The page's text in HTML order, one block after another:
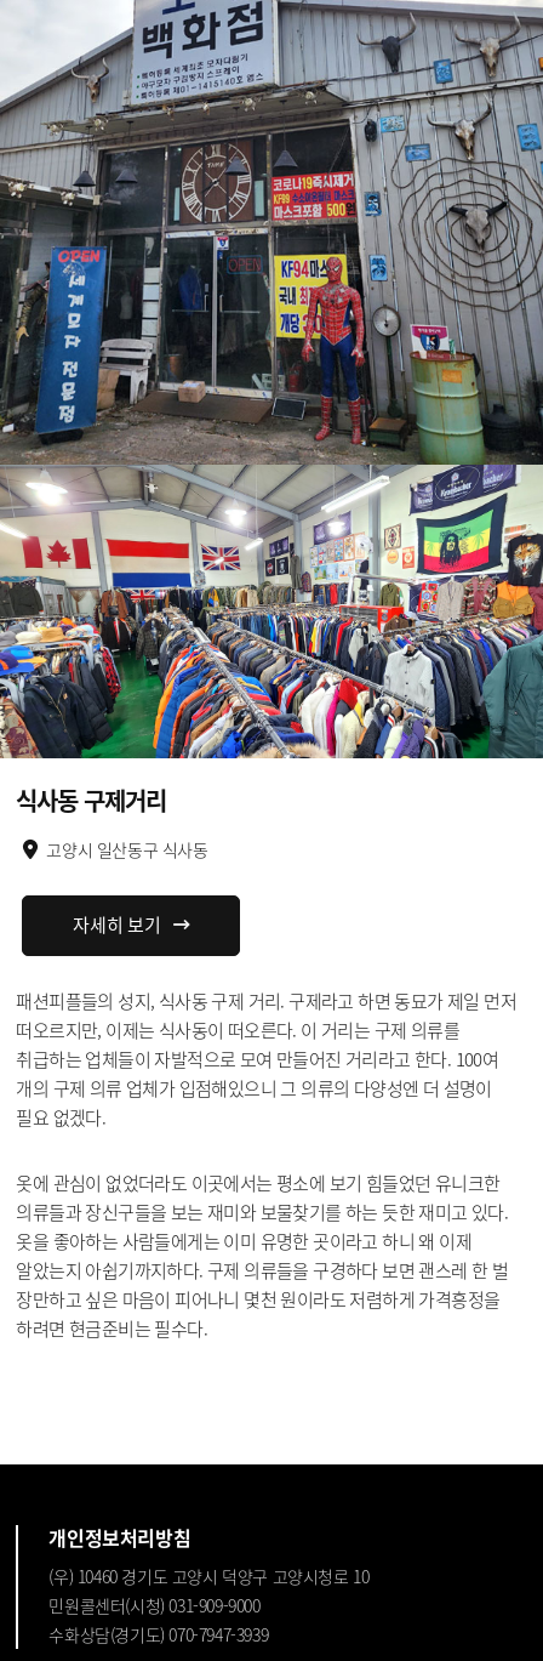
식사동 구제거리
고양시 일산동구 식사동
자세히 보기
패션피플들의 성지, 식사동 구제 거리. 구제라고 하면 동묘가 제일 먼저
떠오르지만, 이제는 식사동이 떠오른다. 이 거리는 구제 의류를
취급하는 업체들이 자발적으로 모여 만들어진 거리라고 한다. 100여
개의 구제 의류 업체가 입점해있으니 그 의류의 다양성엔 더 설명이
필요 없겠다.
옷에 관심이 없었더라도 이곳에서는 평소에 보기 힘들었던 유니크한
의류들과 장신구들을 보는 재미와 보물찾기를 하는 듯한 재미고 있다.
옷을 좋아하는 사람들에게는 이미 유명한 곳이라고 하니 왜 이제
알았는지 아쉽기까지하다. 구제 의류들을 구경하다 보면 괜스레 한 벌
장만하고 싶은 마음이 피어나니 몇천 원이라도 저렴하게 가격흥정을
하려면 현금준비는 필수다.
개인정보처리방침
(우) 10460 경기도 고양시 덕양구 고양시청로 10
민원콜센터(시청) 031-909-9000
수화상담(경기도) 070-7947-3939